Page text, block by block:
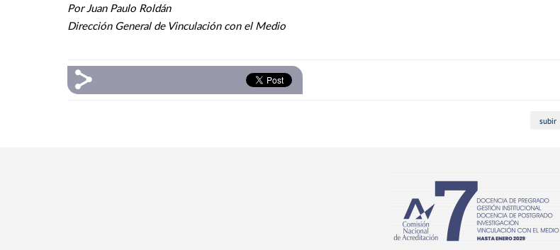
Por Juan Paulo Roldán
Dirección General de Vinculación con el Medio
subir